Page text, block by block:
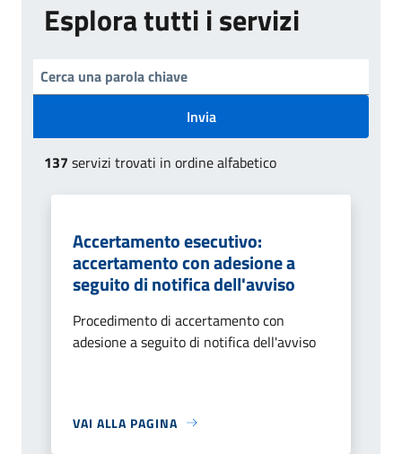
Esplora tutti i servizi
Invia
137 servizi trovati in ordine alfabetico
Accertamento esecutivo:
accertamento con adesione a
seguito di notifica dell'avviso
Procedimento di accertamento con
adesione a seguito di notifica dell'avviso
VAI ALLA PAGINA